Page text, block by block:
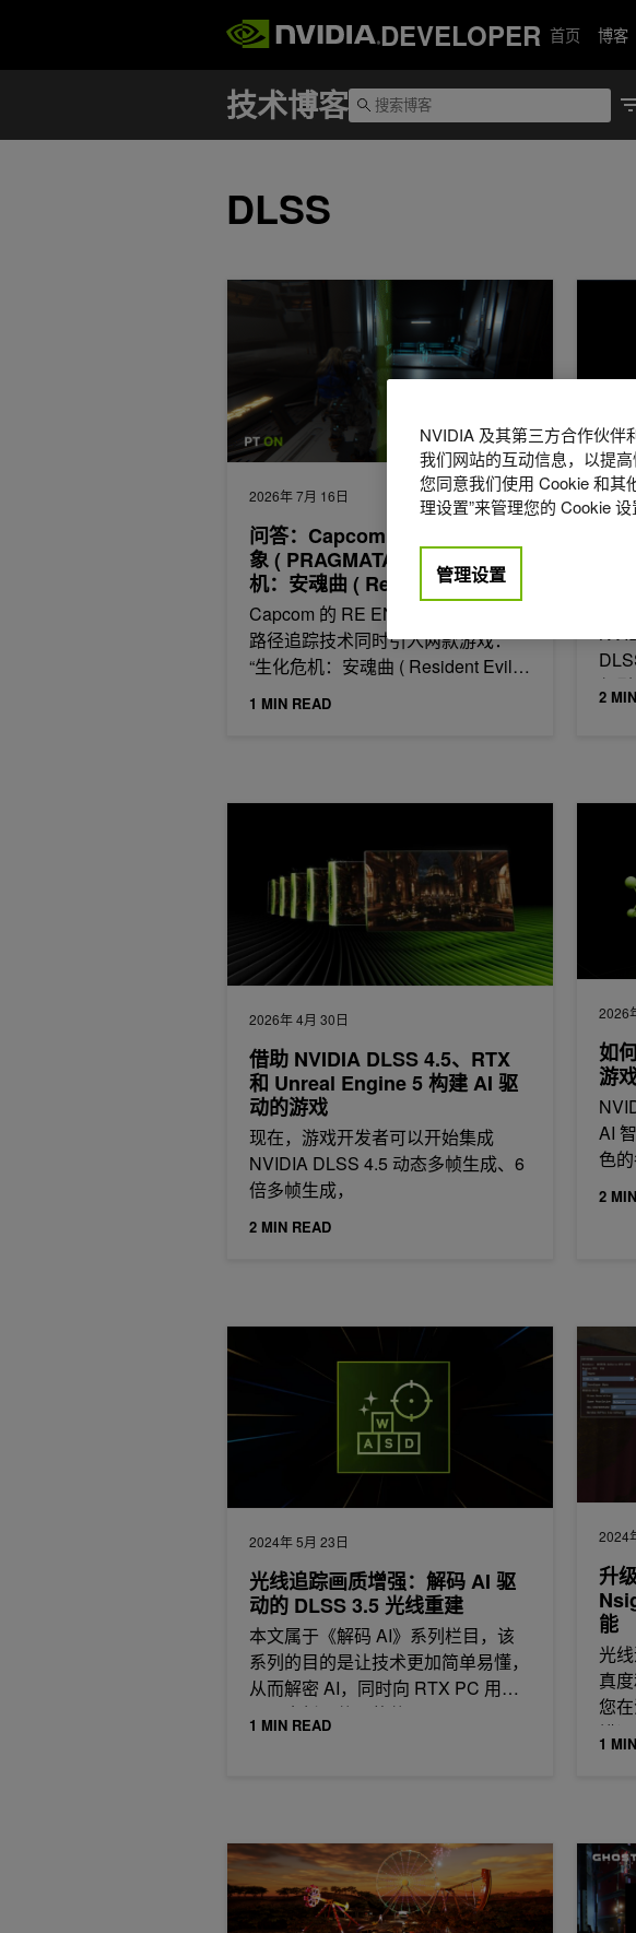
DEVELOPER 首页 博客
DLSS
2026年 7月 16日
问答：Capcom 如何在“虚实万
象 ( PRAGMATA) ”和“生化危
机：安魂曲 ( Resident Evil
Requiem) ”中将路径追踪技术引
入 RE ENGINE
Capcom 的 RE ENGINE 团队着手将
路径追踪技术同时引入两款游戏：
“生化危机：安魂曲 ( Resident Evil…
1 MIN READ
问答：Capcom 如何在“虚实万象 ( PRAGMATA) ”和“
2026
5
幻引
2
使用
2026年 4月 30日
借助 NVIDIA DLSS 4.5、RTX
和 Unreal Engine 5 构建 AI 驱
动的游戏
现在，游戏开发者可以开始集成
NVIDIA DLSS 4.5 动态多帧生成、6
倍多帧生成，
2 MIN READ
2026
如
游
AI
色
2
2024年 5月 23日
光线追踪画质增强：解码 AI 驱
动的 DLSS 3.5 光线重建
本文属于《解码 AI》系列栏目，该
系列的目的是让技术更加简单易懂，
从而解密 AI，同时向 RTX PC 用户
展示全新硬件、软件、
1 MIN READ
光线追踪画质增强：解码 AI 驱动的 DLSS 3.5 光线重建
2024
升
能
光
真
您
错
1
升级显
借助 NVIDIA AI 和路径跟踪技术实现超现实
NVIDIA 及其第三方合作伙伴
我们网站的互动信息，以提
您同意我们使用 Cookie 和其
理设置”来管理您的 Cookie
管理设置